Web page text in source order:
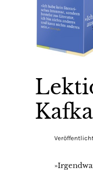
Kafka